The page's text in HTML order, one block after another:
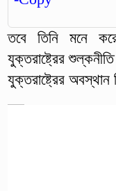
তবে তিনি মনে
যুক্তরাষ্ট্রের
যুক্তরাষ্ট্রের অবস্থান